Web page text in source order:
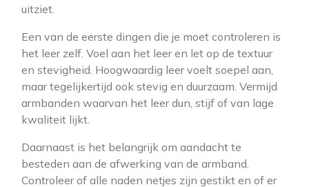
uitziet.
Een van de eerste dingen die je moet controleren is
het leer zelf. Voel aan het leer en let op de textuur
en stevigheid. Hoogwaardig leer voelt soepel aan,
maar tegelijkertijd ook stevig en duurzaam. Vermijd
armbanden waarvan het leer dun, stijf of van lage
kwaliteit lijkt.
Daarnaast is het belangrijk om aandacht te
besteden aan de afwerking van de armband.
Controleer of alle naden netjes zijn gestikt en of er